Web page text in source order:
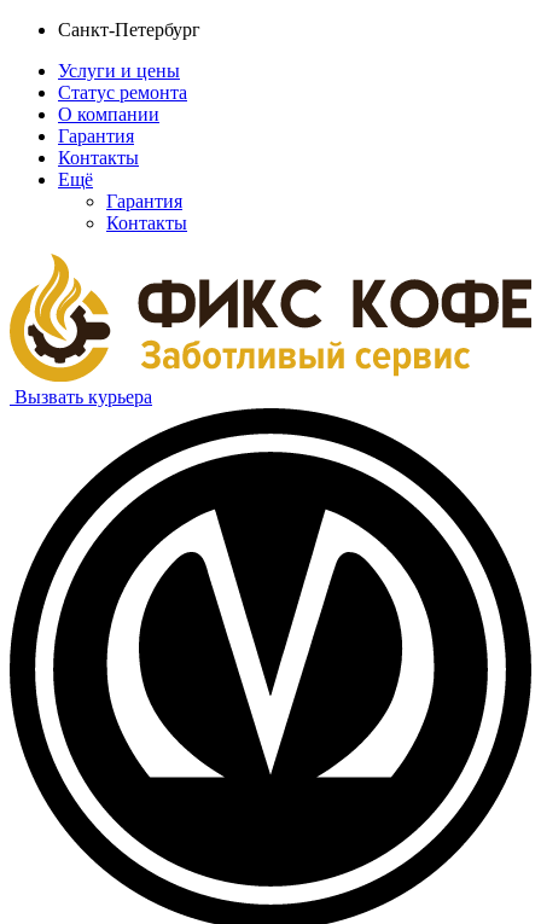
Санкт-Петербург
Услуги и цены
Статус ремонта
О компании
Гарантия
Контакты
Ещё
Гарантия
Контакты
Вызвать курьера